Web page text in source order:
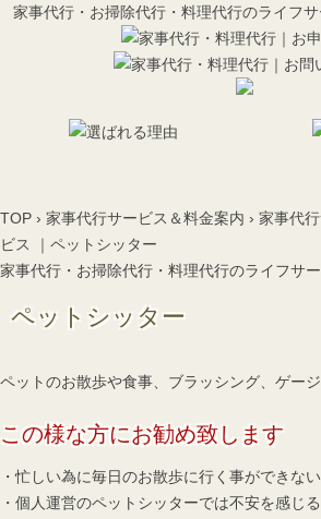
家事代行・お掃除代行・料理代行のライフ
TOP › 家事代行サービス＆料金案内 › 家事代
ビス ｜ペットシッター
家事代行・お掃除代行・料理代行のライフサ
ペットシッター
ペットのお散歩や食事、ブラッシング、ゲー
この様な方にお勧め致します
・忙しい為に毎日のお散歩に行く事ができない
・個人運営のペットシッターでは不安を感じる